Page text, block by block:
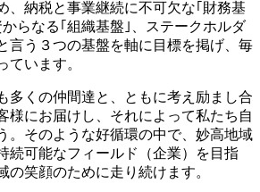
、納税と事業継続に不可欠な｢財務基
らなる｢組織基盤｣、ステークホルダ
言う３つの基盤を軸に目標を掲げ、毎
ています。
多くの仲間達と、ともに考え励まし合
様にお届けし、それによって私たち自
。そのような好循環の中で、妙高地域
続可能なフィールド（企業）を目指
の笑顔のために走り続けます。